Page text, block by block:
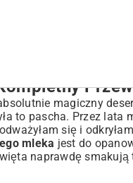
magiczny
to pascha. Przez lata
się i
mleka jest do
naprawdę smakują